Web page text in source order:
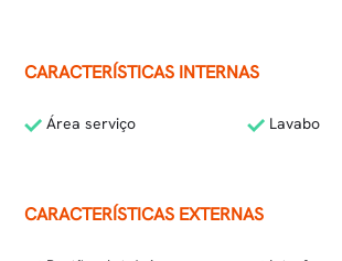
CARACTERÍSTICAS INTERNAS
Área serviço Lavabo
CARACTERÍSTICAS EXTERNAS